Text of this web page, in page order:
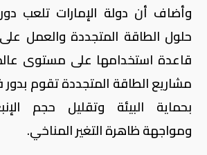
وأضاف أن دولة الإمارات تلعب
حلول الطاقة المتجددة والعمل
قاعدة استخدامها على مستوى
مشاريع الطاقة المتجددة تقوم
بحماية البيئة وتقليل حجم
ومواجهة ظاهرة التغير المناخي.